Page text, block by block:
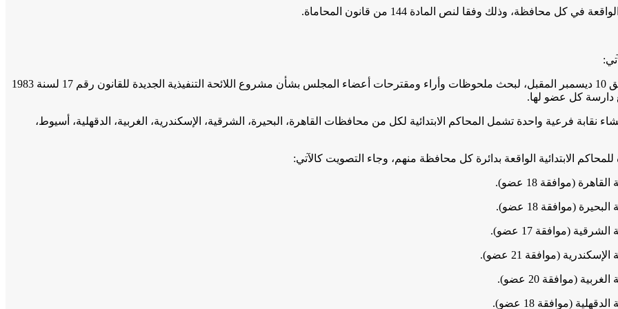
محافظة، وذلك وفقا لنص المادة 144 من قانون المحاماة.
انعقاد المجلس في تمام الساعة الواحدة ظهر يوم الخميس الموافق 10 ديسمبر المقبل، لبحث ملحوظات وأراء ومقترحات أعضاء المجلس بشأن مشروع اللائحة التنفيذية الجديدة للقانون رقم 17 لسنة 1983
دارسة كل عضو لها.
144 من قانون المحاماة، إنشاء نقابة فرعية واحدة تشمل المحاكم الابتدائية لكل من محافظات القاهرة، البحيرة، الشرقية، الإسكندرية، الغربية، الدقهلية، أسيوط،
الابتدائية الواقعة بدائرة كل محافظة منهم، وجاء التصويت كالآتي: